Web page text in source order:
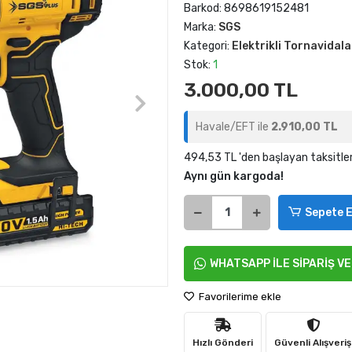
Barkod: 8698619152481
Marka: SGS
Kategori: Elektrikli
Stok: 1
3.000,00 TL
Havale/EFT ile 2.910,00 TL
494,53 TL 'den başlayan
Aynı gün kargoda!
Sepete
WHATSAPP İLE SİPARİŞ
Favorilerime ekle
Hızlı Gönderi Güvenli Alışveriş